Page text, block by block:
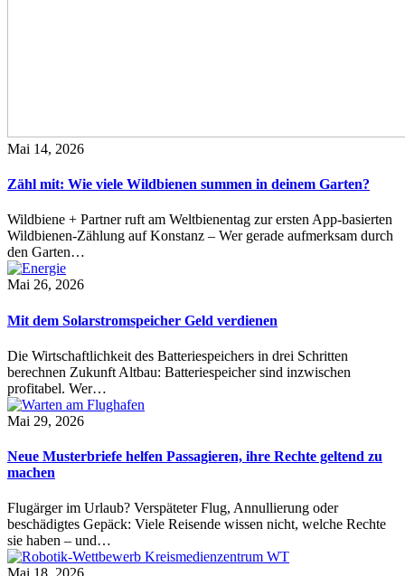
Mai 14, 2026
Zähl mit: Wie viele Wildbienen summen in deinem Garten?
Wildbiene + Partner ruft am Weltbienentag zur ersten App-basierten
Wildbienen-Zählung auf Konstanz – Wer gerade aufmerksam durch
den Garten…
Mai 26, 2026
Mit dem Solarstromspeicher Geld verdienen
Die Wirtschaftlichkeit des Batteriespeichers in drei Schritten
berechnen Zukunft Altbau: Batteriespeicher sind inzwischen
profitabel. Wer…
Mai 29, 2026
Neue Musterbriefe helfen Passagieren, ihre Rechte geltend zu
machen
Flugärger im Urlaub? Verspäteter Flug, Annullierung oder
beschädigtes Gepäck: Viele Reisende wissen nicht, welche Rechte
sie haben – und…